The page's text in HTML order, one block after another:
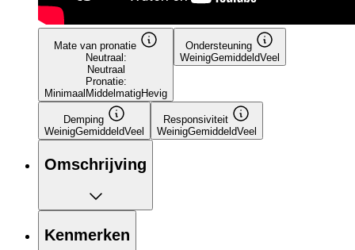
Mate van pronatie
Neutraal:
Neutraal
Pronatie:
Minimaal MiddelmatigHevig
Ondersteuning
WeinigGemiddeldVeel
Demping
WeinigGemiddeldVeel
Responsiviteit
WeinigGemiddeldVeel
Omschrijving
Kenmerken